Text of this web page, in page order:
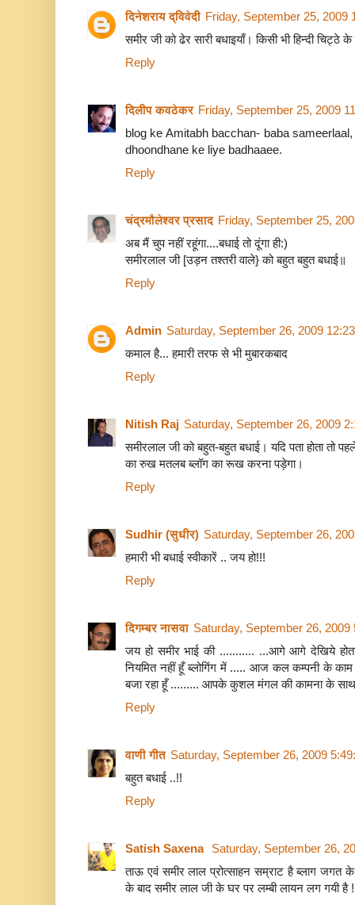
दिनेशराय द्विवेदी Friday, September 25, 2009
समीर जी को ढेर सारी बधाइयाँ। किसी भी हिन्दी चिट्ठे के
Reply
दिलीप कवठेकर Friday, September 25, 2009
blog ke Amitabh bacchan- baba
dhoondhane ke liye badhaaee.
Reply
चंद्रमौलेश्वर प्रसाद Friday, September 25,
अब मैं चुप नहीं रहूंगा....बधाई तो दूंगा ही:)
समीरलाल जी [उड़न तश्तरी वाले} को बहुत बहुत बधाई॥
Reply
Admin Saturday, September 26, 2009
कमाल है... हमारी तरफ से भी मुबारकबाद
Reply
Nitish Raj Saturday, September 26, 2009
समीरलाल जी को बहुत-बहुत बधाई। यदि पता होता तो
का रुख मतलब ब्लॉग का रूख करना पड़ेगा।
Reply
Sudhir (सुधीर) Saturday, September 26,
हमारी भी बधाई स्वीकारें .. जय हो!!!
Reply
दिगम्बर नासवा Saturday, September 26, 2009
जय हो समीर भाई की ........... ...आगे आगे देखिये
नियमित नहीं हूँ ब्लोगिंग में ..... आज कल कम्पनी के
बजा रहा हूँ ......... आपके कुशल मंगल की कामना के साथ
Reply
वाणी गीत Saturday, September 26, 2009
बहुत बधाई ..!!
Reply
Satish Saxena Saturday, September 26,
ताऊ एवं समीर लाल प्रोत्साहन सम्राट है ब्लाग
के बाद समीर लाल जी के घर पर लम्बी लायन लग गयी है !